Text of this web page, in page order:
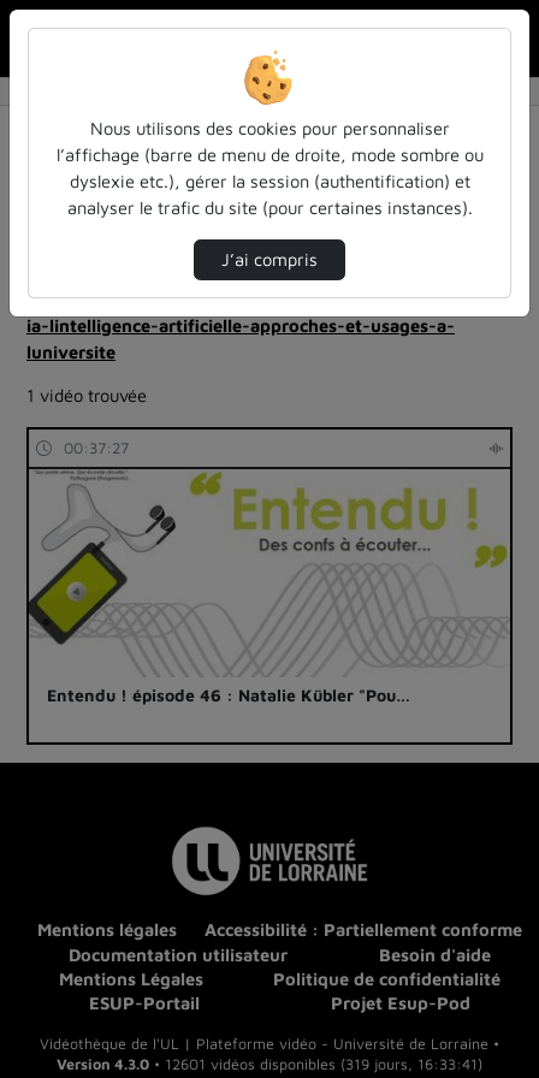
Résultats de la recherche
Filtres actifs (cliquer pour en retirer) :
Français
colloques-et-conferences
langues-sciences-du-langage
inspe-de-lorraine
ia-lintelligence-artificielle-approches-et-usages-a-
luniversite
ia-lintelligence-artificielle-approches-et-usages-a-
luniversite
1 vidéo trouvée
00:37:27
Entendu ! épisode 46 : Natalie Kübler "Pou…
Mentions légales
Accessibilité : Partiellement conforme
Documentation utilisateur
Besoin d'aide
Mentions Légales
Politique de confidentialité
ESUP-Portail
Projet Esup-Pod
Vidéothèque de l'UL | Plateforme vidéo - Université de Lorraine •
Version 4.3.0 • 12601 vidéos disponibles (319 jours, 16:33:41)
Nous utilisons des cookies pour personnaliser
l’affichage (barre de menu de droite, mode sombre ou
dyslexie etc.), gérer la session (authentification) et
analyser le trafic du site (pour certaines instances).
J’ai compris